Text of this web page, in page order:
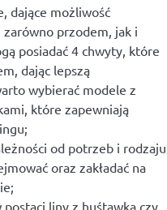
dające możliwość
przodem, jak i
posiadać 4 chwyty, które
dając lepszą
wybierać modele z
które zapewniają
od potrzeb i rodzaju
oraz zakładać na
liny z huśtawką czy